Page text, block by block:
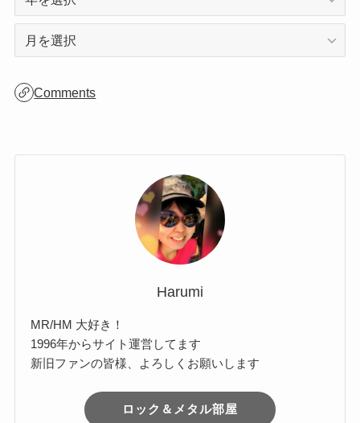
ー
カ
イ
Comments
Harumi
MR/HM 大好き！
1996年からサイト運営してます
新旧ファンの皆様、よろしくお願いします
ロック＆メタル部屋